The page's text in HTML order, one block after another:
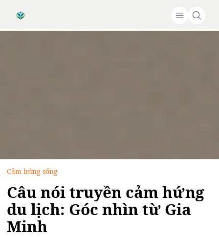
Cảm hứng sống
Câu nói truyền cảm hứng
du lịch: Góc nhìn từ Gia
Minh